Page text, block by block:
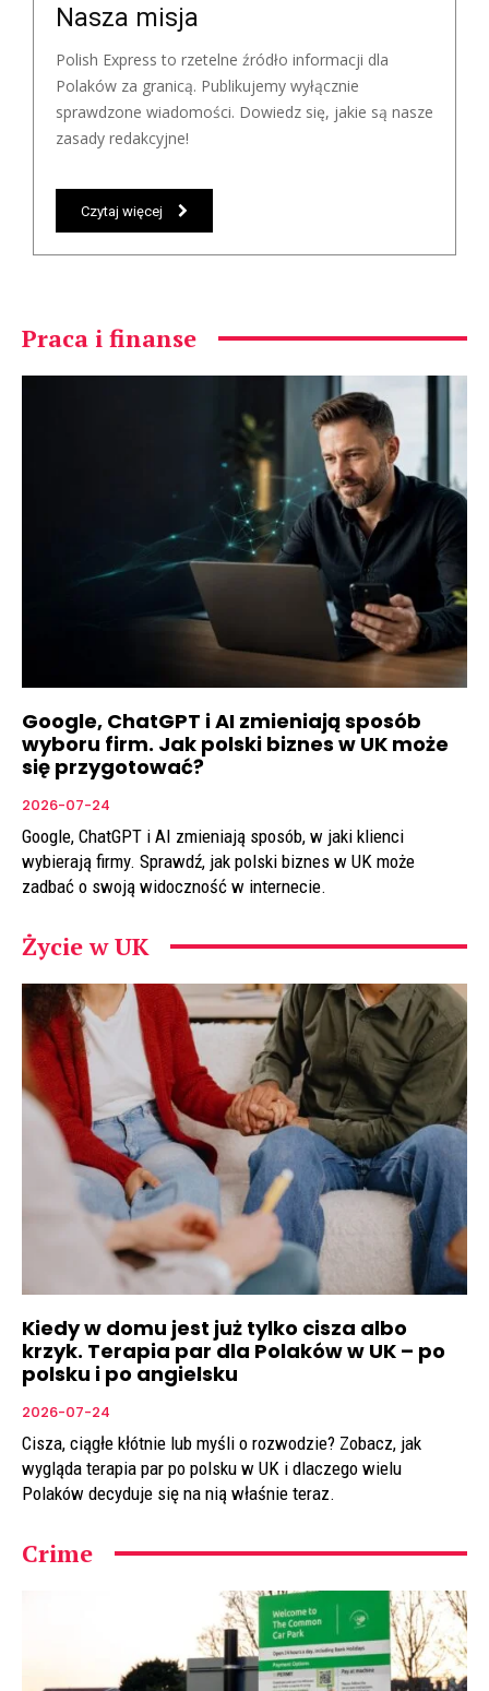
Nasza misja
Polish Express to rzetelne źródło informacji dla
Polaków za granicą. Publikujemy wyłącznie
sprawdzone wiadomości. Dowiedz się, jakie są nasze
zasady redakcyjne!
Czytaj więcej
Praca i finanse
Google, ChatGPT i AI zmieniają sposób
wyboru firm. Jak polski biznes w UK może
się przygotować?
2026-07-24
Google, ChatGPT i AI zmieniają sposób, w jaki klienci
wybierają firmy. Sprawdź, jak polski biznes w UK może
zadbać o swoją widoczność w internecie.
Życie w UK
Kiedy w domu jest już tylko cisza albo
krzyk. Terapia par dla Polaków w UK – po
polsku i po angielsku
2026-07-24
Cisza, ciągłe kłótnie lub myśli o rozwodzie? Zobacz, jak
wygląda terapia par po polsku w UK i dlaczego wielu
Polaków decyduje się na nią właśnie teraz.
Crime